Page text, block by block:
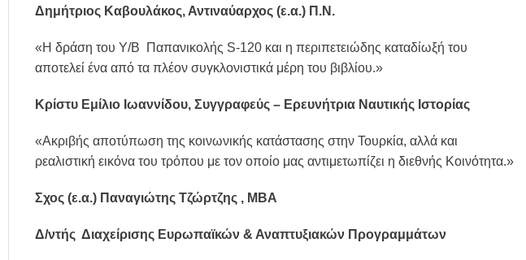
Δημήτριος Καβουλάκος, Αντιναύαρχος (ε.α.) Π.Ν.
«Η δράση του Υ/Β Παπανικολής S-120 και η περιπετειώδης καταδίωξή του
αποτελεί ένα από τα πλέον συγκλονιστικά μέρη του βιβλίου.»
Κρίστυ Εμίλιο Ιωαννίδου, Συγγραφεύς – Ερευνήτρια Ναυτικής Ιστορίας
«Ακριβής αποτύπωση της κοινωνικής κατάστασης στην Τουρκία, αλλά και
ρεαλιστική εικόνα του τρόπου με τον οποίο μας αντιμετωπίζει η διεθνής Κοινότητα.»
Σχος (ε.α.) Παναγιώτης Τζώρτζης , MBA
Δ/ντής Διαχείρισης Ευρωπαϊκών & Αναπτυξιακών Προγραμμάτων